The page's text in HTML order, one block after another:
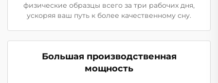
физические образцы всего за три рабочих дня,
ускоряя ваш путь к более качественному сну.
Большая производственная
мощность